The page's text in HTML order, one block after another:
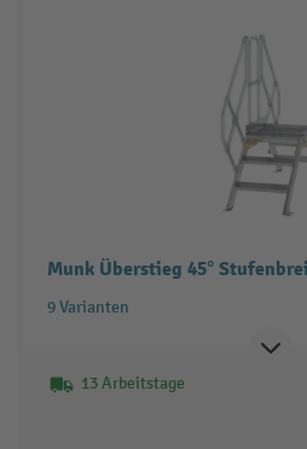
Munk Überstieg 45°
9 Varianten
13 Arbeitstage